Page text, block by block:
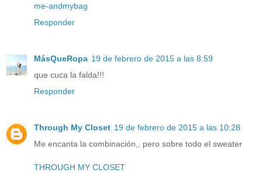
me-andmybag
Responder
MásQueRopa 19 de febrero de 2015 a las 8:59
que cuca la falda!!!
Responder
Through My Closet 19 de febrero de 2015 a las 10:28
Me encanta la combinación,, pero sobre todo el sweater
THROUGH MY CLOSET